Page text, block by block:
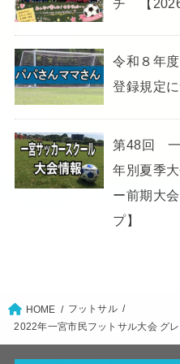
チ 【
令和８年
登録規定
第48回
年別夏季
ー前期大
プ】
HOME
フットサル
2022年一宮市民フットサル大会 グ